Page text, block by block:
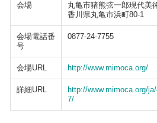
会場
丸亀市猪熊弦一郎現代美
香川県丸亀市浜町80-1
会場電話番
号
0877-24-7755
会場URL http://www.mimoca.org/
詳細URL
http://www.mimoca.org/
7/